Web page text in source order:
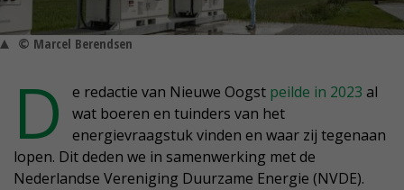
© Marcel Berendsen
D e redactie van Nieuwe Oogst peilde in 2023 al
wat boeren en tuinders van het
energievraagstuk vinden en waar zij tegenaan
lopen. Dit deden we in samenwerking met de
Nederlandse Vereniging Duurzame Energie (NVDE).